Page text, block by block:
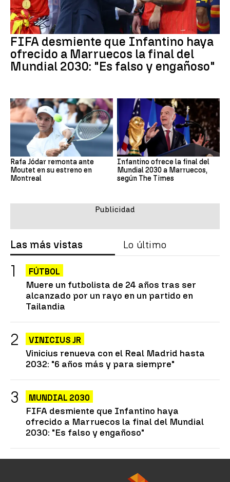
FIFA desmiente que Infantino haya
ofrecido a Marruecos la final del
Mundial 2030: "Es falso y engañoso"
Rafa Jódar remonta ante
Moutet en su estreno en
Montreal
Infantino ofrece la final del
Mundial 2030 a Marruecos,
según The Times
Las más vistas Lo último
FÚTBOL
Muere un futbolista de 24 años tras ser
alcanzado por un rayo en un partido en
Tailandia
VINICIUS JR
Vinicius renueva con el Real Madrid hasta
2032: "6 años más y para siempre"
MUNDIAL 2030
FIFA desmiente que Infantino haya
ofrecido a Marruecos la final del Mundial
2030: "Es falso y engañoso"